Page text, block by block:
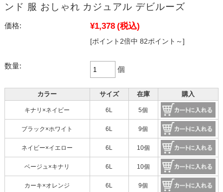
ンド 服 おしゃれ カジュアル デビルーズ
価格: ¥1,378 (税込)
[ポイント2倍中 82ポイント～]
数量: 個
カラー サイズ 在庫 購入
キナリ×ネイビー 6L 5個
ブラック×ホワイト 6L 9個
ネイビー×イエロー 6L 10個
ベージュ×キナリ 6L 10個
カーキ×オレンジ 6L 9個